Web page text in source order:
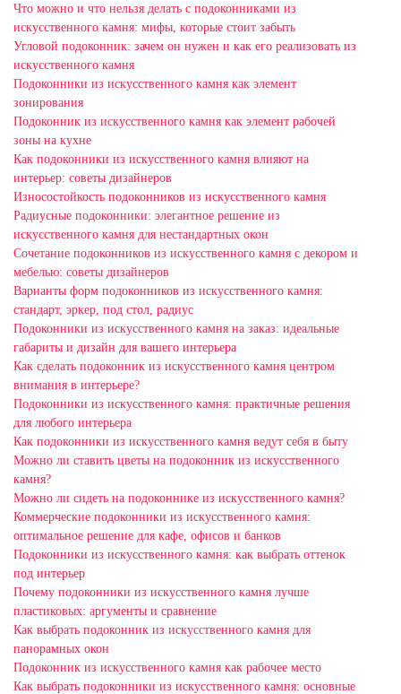
Что можно и что нельзя делать с подоконниками из
искусственного камня: мифы, которые стоит забыть
Угловой подоконник: зачем он нужен и как его реализовать из
искусственного камня
Подоконники из искусственного камня как элемент
зонирования
Подоконник из искусственного камня как элемент рабочей
зоны на кухне
Как подоконники из искусственного камня влияют на
интерьер: советы дизайнеров
Износостойкость подоконников из искусственного камня
Радиусные подоконники: элегантное решение из
искусственного камня для нестандартных окон
Сочетание подоконников из искусственного камня с декором и
мебелью: советы дизайнеров
Варианты форм подоконников из искусственного камня:
стандарт, эркер, под стол, радиус
Подоконники из искусственного камня на заказ: идеальные
габариты и дизайн для вашего интерьера
Как сделать подоконник из искусственного камня центром
внимания в интерьере?
Подоконники из искусственного камня: практичные решения
для любого интерьера
Как подоконники из искусственного камня ведут себя в быту
Можно ли ставить цветы на подоконник из искусственного
камня?
Можно ли сидеть на подоконнике из искусственного камня?
Коммерческие подоконники из искусственного камня:
оптимальное решение для кафе, офисов и банков
Подоконники из искусственного камня: как выбрать оттенок
под интерьер
Почему подоконники из искусственного камня лучше
пластиковых: аргументы и сравнение
Как выбрать подоконник из искусственного камня для
панорамных окон
Подоконник из искусственного камня как рабочее место
Как выбрать подоконники из искусственного камня: основные